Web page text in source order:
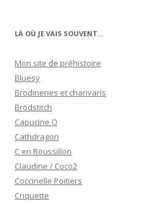
LÀ OÙ JE VAIS SOUVENT…
Mon site de préhistoire
Bluesy
Brodineries et charivaris
Brodstitch
Capucine O
Cathdragon
C en Roussillon
Claudine / Coco2
Coccinelle Poitiers
Criquette